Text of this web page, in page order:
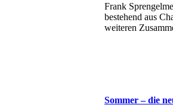
Frank
bestehend aus
weiteren
Sommer – die